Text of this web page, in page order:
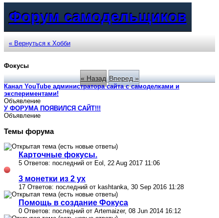
Форум самодельщиков
« Вернуться к Хобби
Фокусы
« Назад Вперед »
Канал YouTube администратора сайта с самоделками и
экспериментами!
Объявление
У ФОРУМА ПОЯВИЛСЯ САЙТ!!!
Объявление
Темы форума
Карточные фокусы.
5 Ответов: последний от Eol, 22 Aug 2017 11:06
3 монетки из 2 ух
17 Ответов: последний от kashtanka, 30 Sep 2016 11:28
Помощь в создание Фокуса
0 Ответов: последний от Artemaizer, 08 Jun 2014 16:12